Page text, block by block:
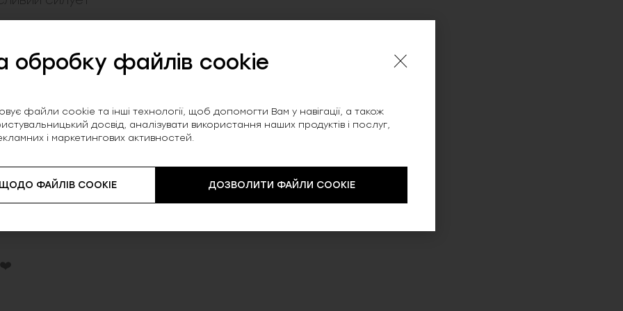
не тільки забезпечують комфорт, а й
пляжу, басейну або літнього відпочинку!
обробку файлів cookie
файли cookie та інші технології, щоб допомогти Вам у навігації, а також
досвід, аналізувати використання наших продуктів і послуг,
і маркетингових активностей.
ФАЙЛІВ COOKIE ДОЗВОЛИТИ ФАЙЛИ COOKIE